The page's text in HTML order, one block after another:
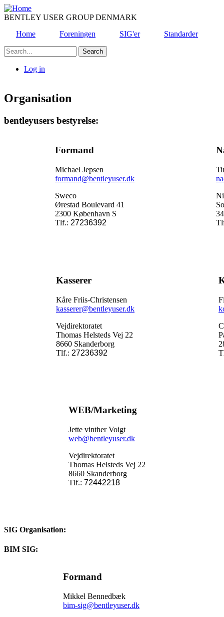
Skip
to
content
BENTLEY USER GROUP DENMARK
Home
Foreningen SIG'er
Standarder
Search
account
menu
Log in
Organisation
bentleyusers bestyrelse:
Formand
Michael Jepsen
formand@bentleyuser.dk
Sweco
Ørestad Boulevard 41
2300 København S
Tlf.: 27236392
Kasserer
Kåre Friis-Christensen
kasserer@bentleyuser.dk
Vejdirektoratet
Thomas Helsteds Vej 22
8660 Skanderborg
Tlf.: 27236392
WEB/Marketing
Jette vinther Voigt
web@bentleyuser.dk
Vejdirektoratet
Thomas Helsteds Vej 22
8660 Skanderborg
Tlf.: 72442218
SIG Organisation:
BIM SIG:
Formand
Mikkel Bennedbæk
bim-sig@bentleyuser.dk